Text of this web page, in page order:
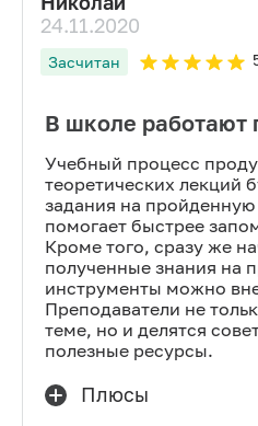
24.11.2020
Засчитан
В школе работают
Учебный процесс
теоретических лекций
задания на
помогает быстрее
Кроме того, сразу же
полученные знания на
инструменты можно
Преподаватели не
теме, но и делятся
полезные ресурсы.
Плюсы